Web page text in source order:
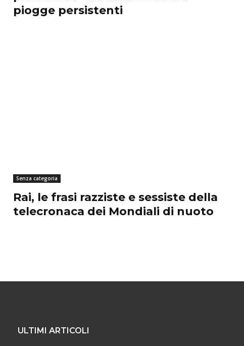
piogge persistenti
Senza categoria
Rai, le frasi razziste e sessiste della
telecronaca dei Mondiali di nuoto
ULTIMI ARTICOLI